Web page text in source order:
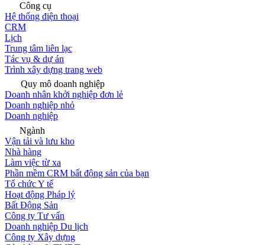
Công cụ
Hệ thống điện thoại
CRM
Lịch
Trung tâm liên lạc
Tác vụ & dự án
Trình xây dựng trang web
Quy mô doanh nghiệp
Doanh nhân khởi nghiệp đơn lẻ
Doanh nghiệp nhỏ
Doanh nghiệp
Ngành
Vận tải và lưu kho
Nhà hàng
Làm việc từ xa
Phần mềm CRM bất động sản của bạn
Tổ chức Y tế
Hoạt động Pháp lý
Bất Động Sản
Công ty Tư vấn
Doanh nghiệp Du lịch
Công ty Xây dựng